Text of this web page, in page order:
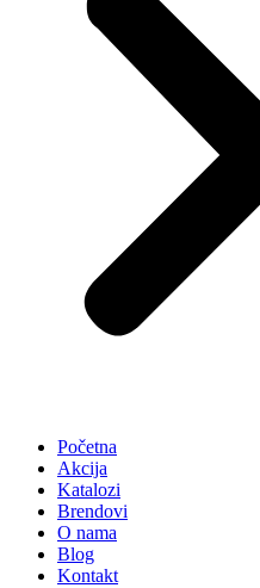
Početna
Akcija
Katalozi
Brendovi
O nama
Blog
Kontakt